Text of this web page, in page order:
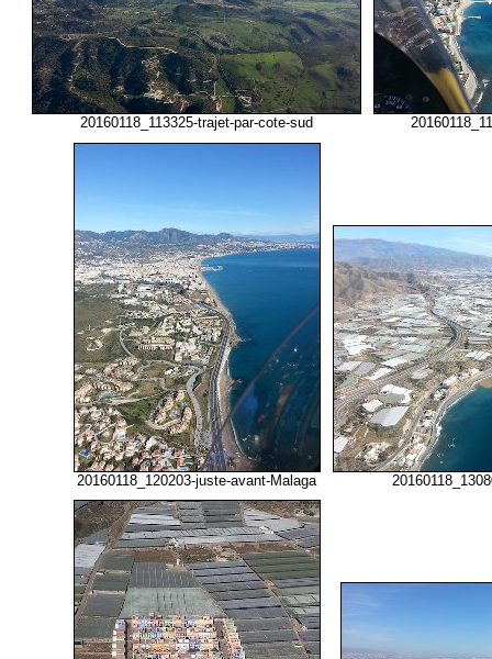
20160118_113325-trajet-par-cote-sud
20160118_120203-juste-avant-Malaga